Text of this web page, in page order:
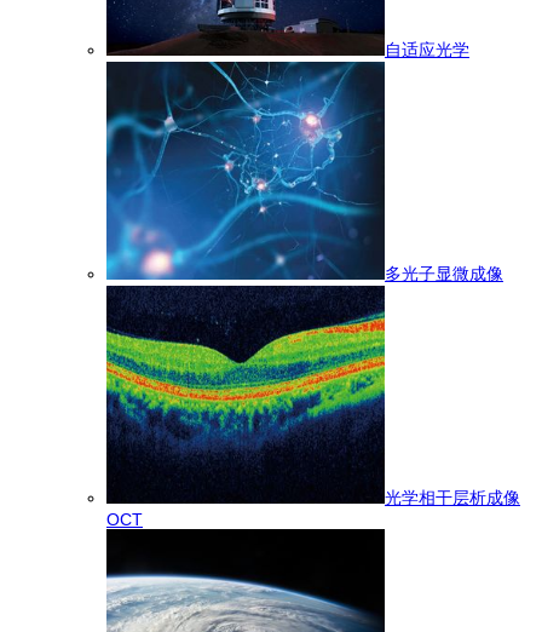
自适应光学
多光子显微成像
光学相干层析成像
OCT